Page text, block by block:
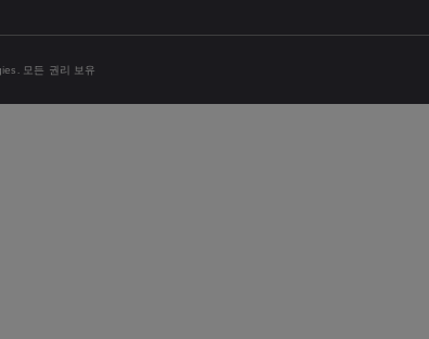
모든 권리 보유